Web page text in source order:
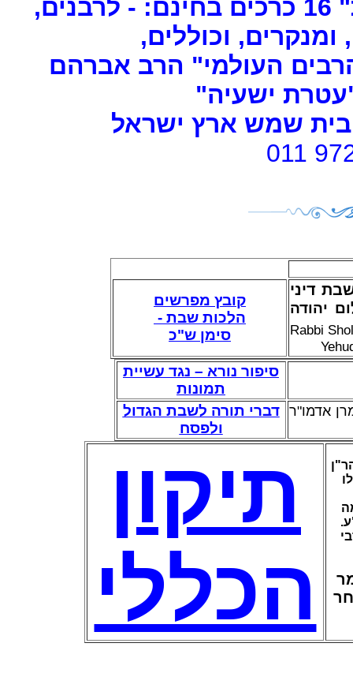
ומנקרים, וכוללים,
העולמי" הרב אברהם
ישעיה"
שמש ארץ ישראל
011
דיני
יהודה
Rabbi
קובץ מפרשים
הלכות שבת -
סימן ש"כ
סיפור נורא – נגד עשיית
תמונות
אדמו"ר
דברי תורה לשבת הגדול
ולפסח
תיקון
הכללי